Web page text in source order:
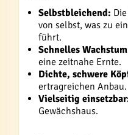
Selbstbleichend:
von selbst, was zu
führt.
Schnelles
eine zeitnahe Ernte.
Dichte, schwere
ertragreichen Anbau.
Vielseitig
Gewächshaus.